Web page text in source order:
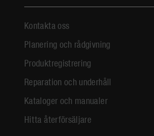
Kontakta oss
Planering och rådgivning
Produktregistrering
Reparation och underhåll
Kataloger och manualer
Hitta återförsäljare